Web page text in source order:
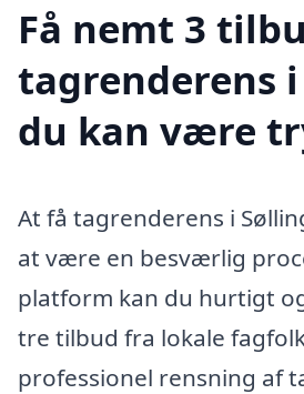
Få nemt 3
tagrenderens
du kan være
At få tagrenderens i
at være en besværlig
platform kan du hurtigt
tre tilbud fra lokale
professionel rensning af